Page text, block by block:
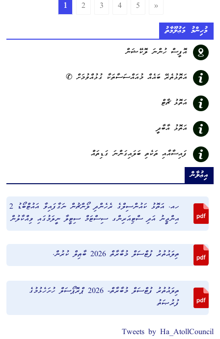
1 2 3 4 5 »
މުހިންމު މަޢުލޫމާތު
އޮފީސް ހުންނަ ލޮކޭޝަން
އަތޮޅުތެރޭ ބައެއް މުއައްސަސާތަކާ ގުޅުއްވުމަށް ✆
އަތޮޅު ޗާޓް
އަތޮޅު އާބާދީ
ފައިސާއާއި ތަކެތި ބަލައިގަންނަ ގަޑިތައް
އިޢުލާން
ހއ. އަތޮޅު ކައުންސިލްގެ ރެހެންދި ލޯންޗުން ނަގާފައިވާ އައުޓްބޯޑު 2
އިންޖީނު އަދި ސްޓިއަރިންގ ސިސްޓަމް ސިޓީލާ ނީލަމުގައި ވިއްކާލުން
ތިލައުތުރު ފުޓްސަލް މުބާރާތް 2026 ބާޠިލް ކުރުން.
ތިލައުތުރު ފުޓްސަލް މުބާރާތް- 2026 ޕްރޮޕޯސަލް ހުށަހެޅުމުގެ
ފުރުޞަތު
Tweets by Ha_AtollCouncil